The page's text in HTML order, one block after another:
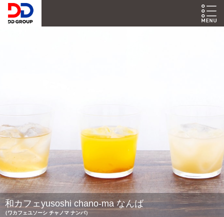
和カフェyusoshi chano-ma なんば
（ワカフェユソーシ チャノマ ナンバ）